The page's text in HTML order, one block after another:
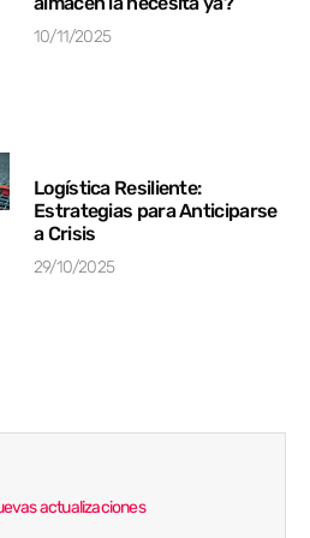
10/11/2025
Logística Resiliente:
Estrategias para Anticiparse
a Crisis
29/10/2025
actualizaciones